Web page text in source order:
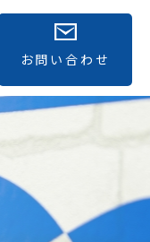
お問い合わせ